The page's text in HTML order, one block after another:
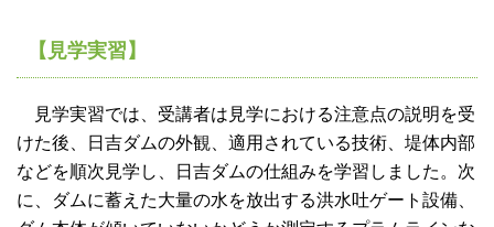
【見学実習】
見学実習では、受講者は見学における注意点の説明を受
けた後、日吉ダムの外観、適用されている技術、堤体内部
などを順次見学し、日吉ダムの仕組みを学習しました。次
に、ダムに蓄えた大量の水を放出する洪水吐ゲート設備、